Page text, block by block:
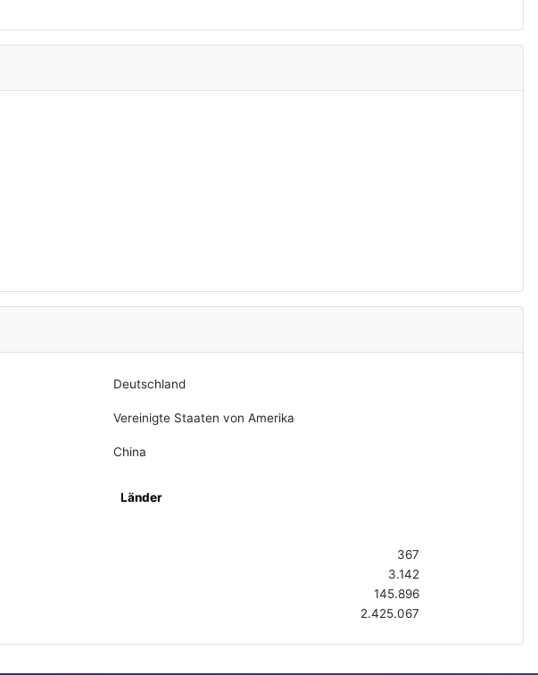
Deutschland
Vereinigte Staaten von Amerika
China
Länder
367
3.142
145.896
2.425.067